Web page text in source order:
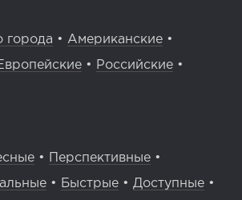
города • Американские •
• Российские •
• Перспективные •
• Быстрые • Доступные •